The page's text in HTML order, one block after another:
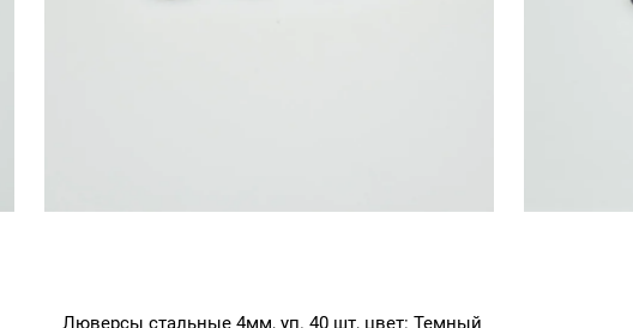
Люверсы стальные 4мм, уп. 40 шт, цвет: Темный